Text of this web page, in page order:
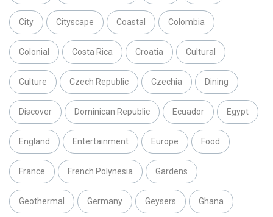
City Cityscape Coastal Colombia
Colonial Costa Rica Croatia Cultural
Culture Czech Republic Czechia Dining
Discover Dominican Republic Ecuador Egypt
England Entertainment Europe Food
France French Polynesia Gardens
Geothermal Germany Geysers Ghana